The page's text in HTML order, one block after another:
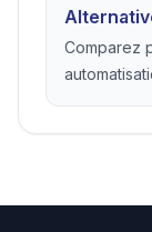
Comparez